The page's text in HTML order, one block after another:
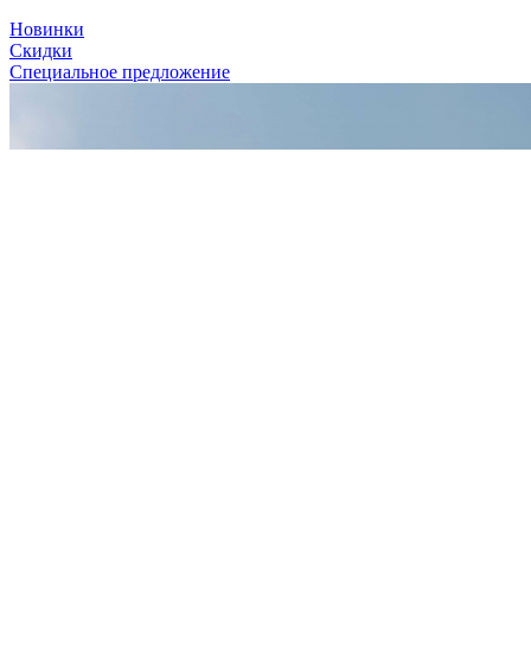
Новинки
Скидки
Специальное предложение